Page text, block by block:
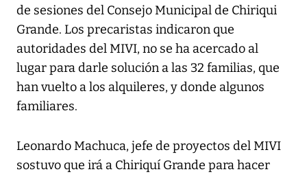
de sesiones del Consejo Municipal de Chiriqui
Grande. Los precaristas indicaron que
autoridades del MIVI, no se ha acercado al
lugar para darle solución a las 32 familias, que
han vuelto a los alquileres, y donde algunos
familiares.
Leonardo Machuca, jefe de proyectos del MIVI
sostuvo que irá a Chiriquí Grande para hacer